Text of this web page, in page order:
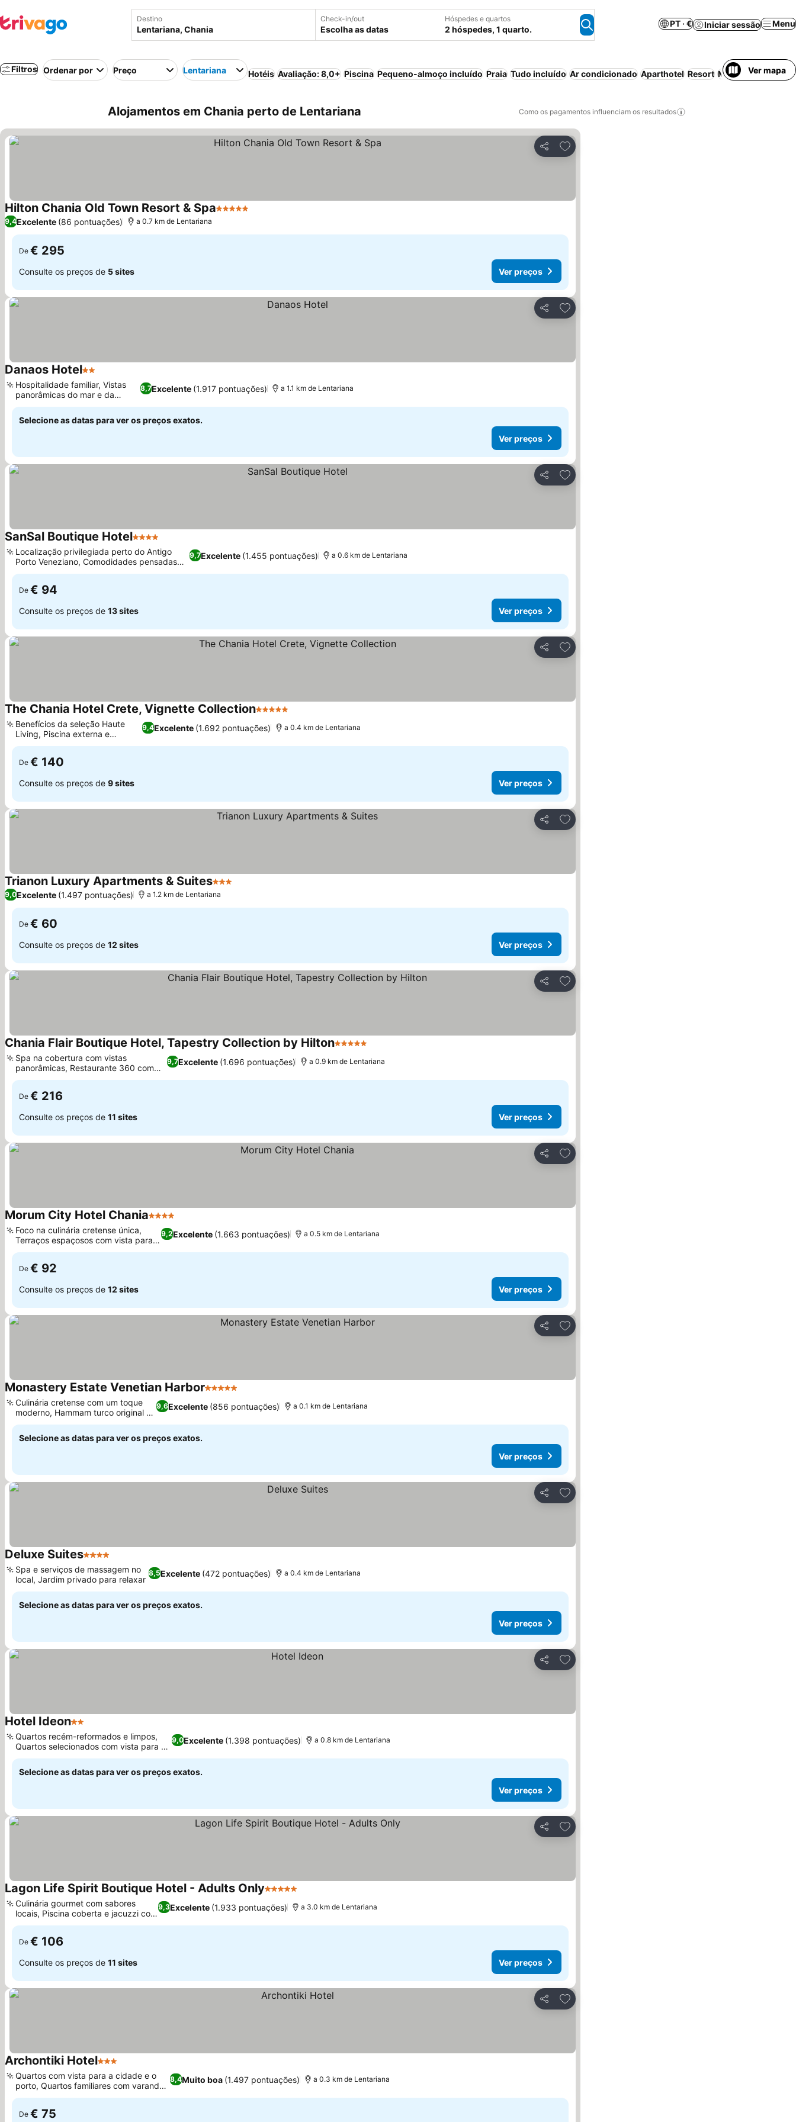
Destino Check-in/out
Escolha as datas
Hóspedes e quartos
2 hóspedes, 1 quarto.
PT · € Iniciar sessão Menu
Filtros Ordenar por Preço Lentariana Hotéis Avaliação: 8,0+ Piscina Pequeno-almoço incluído Praia Tudo incluído Ar condicionado Aparthotel Resort Meia-pensão
Ver mapa
Alojamentos em Chania perto de Lentariana Como os pagamentos influenciam os resultados
Partilhar
Adicionar aos favoritos
Hilton Chania Old Town Resort & Spa5 Estrelas
9,4Excelente (86 pontuações) a 0.7 km de Lentariana
De € 295
Consulte os preços de 5 sites Ver preços
Partilhar
Adicionar aos favoritos
Danaos Hotel2 Estrelas
8,7Excelente (1.917 pontuações)
Hospitalidade familiar, Vistas
panorâmicas do mar e da
cidade
a 1.1 km de Lentariana
Selecione as datas para ver os preços exatos.
Ver preços
Partilhar
Adicionar aos favoritos
SanSal Boutique Hotel4 Estrelas
9,7Excelente (1.455 pontuações)
Localização privilegiada perto do Antigo
Porto Veneziano, Comodidades pensadas
para o seu conforto
a 0.6 km de Lentariana
De € 94
Consulte os preços de 13 sites Ver preços
Partilhar
Adicionar aos favoritos
The Chania Hotel Crete, Vignette Collection5 Estrelas
9,4Excelente (1.692 pontuações)
Benefícios da seleção Haute
Living, Piscina externa e
academia
a 0.4 km de Lentariana
De € 140
Consulte os preços de 9 sites Ver preços
Partilhar
Adicionar aos favoritos
Trianon Luxury Apartments & Suites3 Estrelas
9,0Excelente (1.497 pontuações) a 1.2 km de Lentariana
De € 60
Consulte os preços de 12 sites Ver preços
Partilhar
Adicionar aos favoritos
Chania Flair Boutique Hotel, Tapestry Collection by Hilton5 Estrelas
9,7Excelente (1.696 pontuações)
Spa na cobertura com vistas
panorâmicas, Restaurante 360 com
alta gastronomia
a 0.9 km de Lentariana
De € 216
Consulte os preços de 11 sites Ver preços
Partilhar
Adicionar aos favoritos
Morum City Hotel Chania4 Estrelas
9,2Excelente (1.663 pontuações)
Foco na culinária cretense única,
Terraços espaçosos com vista para a
cidade
a 0.5 km de Lentariana
De € 92
Consulte os preços de 12 sites Ver preços
Partilhar
Adicionar aos favoritos
Monastery Estate Venetian Harbor5 Estrelas
9,6Excelente (856 pontuações)
Culinária cretense com um toque
moderno, Hammam turco original e
spa
a 0.1 km de Lentariana
Selecione as datas para ver os preços exatos.
Ver preços
Partilhar
Adicionar aos favoritos
Deluxe Suites4 Estrelas
8,5Excelente (472 pontuações)
Spa e serviços de massagem no
local, Jardim privado para relaxar
a 0.4 km de Lentariana
Selecione as datas para ver os preços exatos.
Ver preços
Partilhar
Adicionar aos favoritos
Hotel Ideon2 Estrelas
9,0Excelente (1.398 pontuações)
Quartos recém-reformados e limpos,
Quartos selecionados com vista para a
montanha
a 0.8 km de Lentariana
Selecione as datas para ver os preços exatos.
Ver preços
Partilhar
Adicionar aos favoritos
Lagon Life Spirit Boutique Hotel - Adults Only5 Estrelas
9,3Excelente (1.933 pontuações)
Culinária gourmet com sabores
locais, Piscina coberta e jacuzzi com
design
a 3.0 km de Lentariana
De € 106
Consulte os preços de 11 sites Ver preços
Partilhar
Adicionar aos favoritos
Archontiki Hotel3 Estrelas
8,4Muito boa (1.497 pontuações)
Quartos com vista para a cidade e o
porto, Quartos familiares com varandas
grandes
a 0.3 km de Lentariana
De € 75